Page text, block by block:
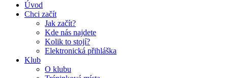
Úvod
Chci začít
Jak začít?
Kde nás najdete
Kolik to stojí?
Elektronická přihláška
Klub
O klubu